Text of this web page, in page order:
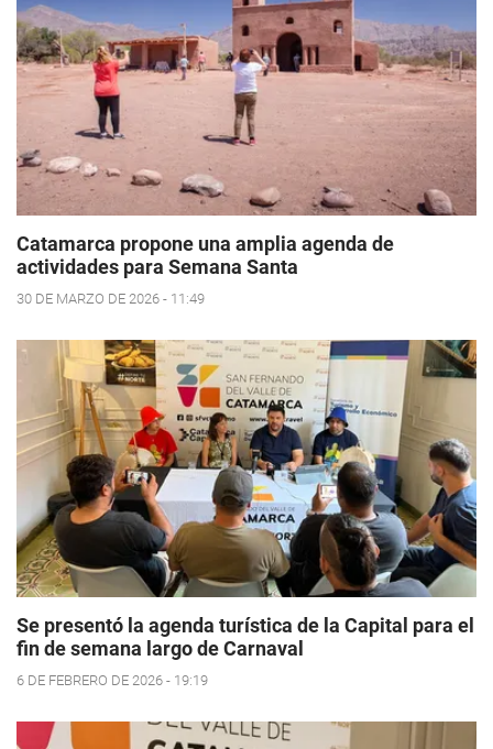
Catamarca propone una amplia agenda de
actividades para Semana Santa
30 DE MARZO DE 2026 - 11:49
Se presentó la agenda turística de la Capital para el
fin de semana largo de Carnaval
6 DE FEBRERO DE 2026 - 19:19